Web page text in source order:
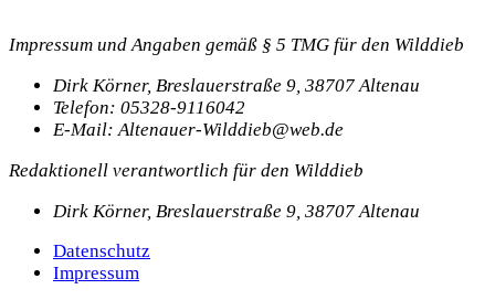
Impressum und Angaben gemäß § 5 TMG für den Wilddieb
Dirk Körner, Breslauerstraße 9, 38707 Altenau
Telefon: 05328-9116042
E-Mail: Altenauer-Wilddieb@web.de
Redaktionell verantwortlich für den Wilddieb
Dirk Körner, Breslauerstraße 9, 38707 Altenau
Datenschutz
Impressum